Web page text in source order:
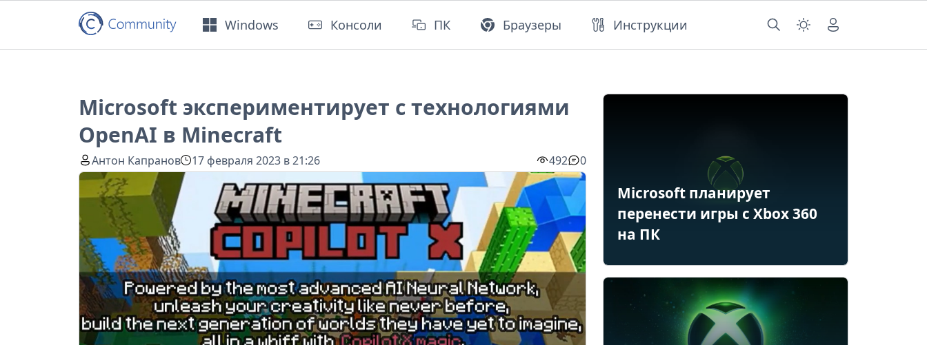
Windows Консоли ПК Браузеры Инструкции
Microsoft экспериментирует с технологиями
OpenAI в Minecraft
Антон Капранов 17 февраля 2023 в 21:26 492 0
Microsoft планирует
перенести игры с Xbox 360
на ПК